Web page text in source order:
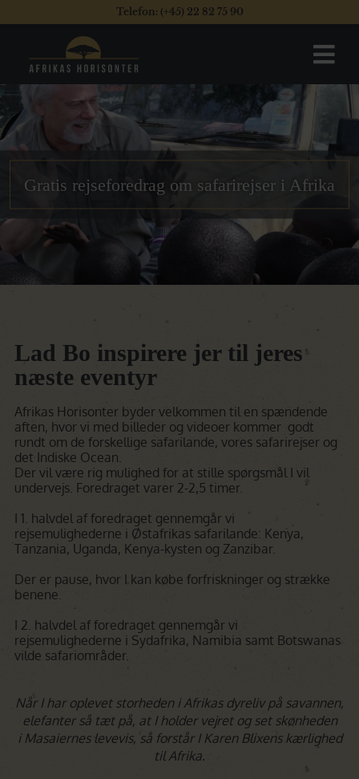
Telefon: (+45) 22 82 75 90
Gratis rejseforedrag om safarirejser i Afrika
Lad Bo inspirere jer til jeres
næste eventyr
Afrikas Horisonter byder velkommen til en spændende
aften, hvor vi med billeder og videoer kommer godt
rundt om de forskellige safarilande, vores safarirejser og
det Indiske Ocean.
Der vil være rig mulighed for at stille spørgsmål I vil
undervejs. Foredraget varer 2-2,5 timer.
I 1. halvdel af foredraget gennemgår vi
rejsemulighederne i Østafrikas safarilande: Kenya,
Tanzania, Uganda, Kenya-kysten og Zanzibar.
Der er pause, hvor I kan købe forfriskninger og strække
benene.
I 2. halvdel af foredraget gennemgår vi
rejsemulighederne i Sydafrika, Namibia samt Botswanas
vilde safariområder.
Når I har oplevet storheden i Afrikas dyreliv på savannen,
elefanter så tæt på, at I holder vejret og set skønheden
i Masaiernes levevis, så forstår I Karen Blixens kærlighed
til Afrika.